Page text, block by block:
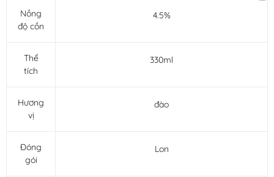
Nồng
độ cồn
4.5%
Thể
tích
330ml
Hương
vị
đào
Đóng
gói
Lon